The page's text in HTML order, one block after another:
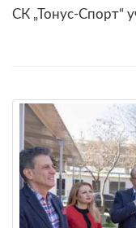
СК „Тонус-Спорт“